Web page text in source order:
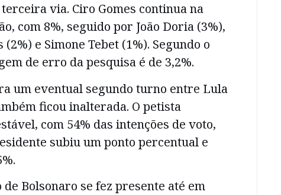
via. Ciro Gomes continua na
com 8%, seguido por João Doria (3%),
(2%) e Simone Tebet (1%). Segundo o
de erro da pesquisa é de 3,2%.
um eventual segundo turno entre Lula
ficou inalterada. O petista
com 54% das intenções de voto,
subiu um ponto percentual e
de Bolsonaro se fez presente até em